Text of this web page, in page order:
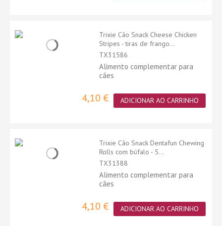
Trixie Cão Snack Cheese Chicken
Stripes - tiras de frango...
TX31586
Alimento complementar para
cães
4,10 € ADICIONAR AO CARRINHO
Trixie Cão Snack Dentafun Chewing
Rolls com búfalo - 5...
TX31388
Alimento complementar para
cães
4,10 € ADICIONAR AO CARRINHO